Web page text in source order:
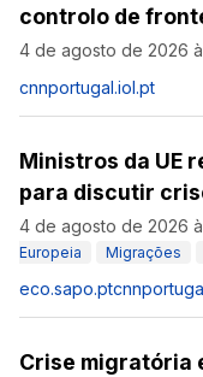
controlo de
4 de agosto de 2026
cnnportugal.iol.pt
Ministros da UE
para discutir
4 de agosto de 2026
Europeia
Migrações
eco.sapo.pt
Crise migratória